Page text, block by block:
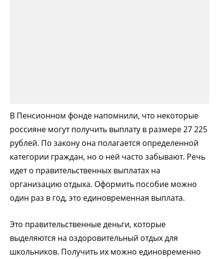
В Пенсионном фонде напомнили, что некоторые
россияне могут получить выплату в размере 27 225
рублей. По закону она полагается определенной
категории граждан, но о ней часто забывают. Речь
идет о правительственных выплатах на
организацию отдыха. Оформить пособие можно
один раз в год, это единовременная выплата.
Это правительственные деньги, которые
выделяются на оздоровительный отдых для
школьников. Получить их можно единовременно